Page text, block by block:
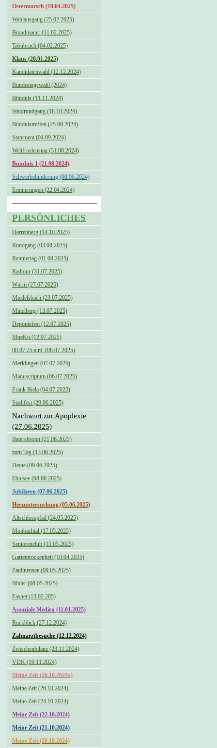
Ostermarsch (19.04.2025)
Wahlausgang (25.02.2025)
Brandmauer (11.02.2025)
Tabubruch (04.02.2025)
Klaus (20.01.2025)
Kandidatenwahl (12.12.2024)
Bundestagswahl (2024)
Bündnis (11.11.2024)
Waldrundgang (18.10.2024)
Bündnistreffen (25.09.2024)
Statement (04.09.2024)
Weltfriedenstag (31.08.2024)
Bündnis 1 (21.08.2024)
Schwerbehinderung (08.06.2024)
Erinnerungen (22.04.2024)
PERSÖNLICHES
Herrenberg (14.10.2025)
Rundgang (03.08.2025)
Rentnertag (01.08.2025)
Radtour (31.07.2025)
Würm (27.07.2025)
Miedelsbach (23.07.2025)
Mittelberg (13.07.2025)
Deponiefest (12.07.2025)
MueKu (12.07.2025)
08.07.25 a.m. (08.07.2025)
Merklingen (07.07.2025)
Manuscriptum (06.07.2025)
Frank Biela (04.07.2025)
Stadtfest (29.06.2025)
Nachwort zur Apoplexie
(27.06.2025)
Baiersbronn (21.06.2025)
zum Tag (13.06.2025)
Heute (09.06.2025)
Ebnisee (08.06.2025)
Jubilaeen (07.06.2025)
Herzuntersuchung (05.06.2025)
Altschlosspfad (24.05.2025)
Monbachtal (17.05.2025)
Seniorenclub (15.05.2025)
Gartentrockenheit (10.04.2025)
Paulinensee (09.05.2025)
Bilder (08.05.2025)
Fasnet (13.02.205)
Assoziale Medien (11.01.2025)
Rückblick (27.12.2024)
Zahnarztbesuche (12.12.2024)
Zwischenbilanz (23.11.2024)
VDK (19.11.2024)
Meine Zeit (26.10.2024x)
Meine Zeit (26.10.2024)
Meine Zeit (24.10.2024)
Meine Zeit (22.10.2024)
Meine Zeit (21.10.2024)
Meine Zeit (20.10.2024)